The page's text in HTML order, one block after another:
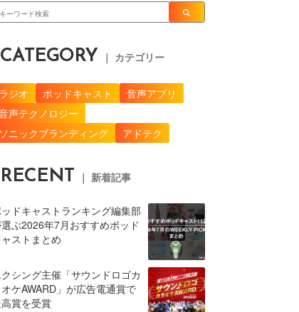
CATEGORY ｜ カテゴリー
ラジオ ポッドキャスト
音声アプリ
声テクノロジー
ソニックブランディング
アドテク
RECENT ｜ 新着記事
ドキャストランキング編集部
ぶ2026年7月おすすめポッド
ストまとめ
シング主催「サウンドロゴカ
ケAWARD」が広告電通賞で
賞を受賞